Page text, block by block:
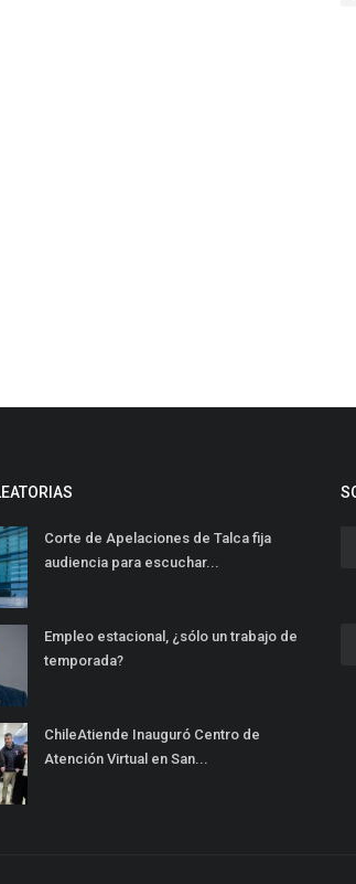
Corte de Apelaciones de Talca fija
audiencia para escuchar...
Empleo estacional, ¿sólo un trabajo de
temporada?
ChileAtiende Inauguró Centro de
Atención Virtual en San...